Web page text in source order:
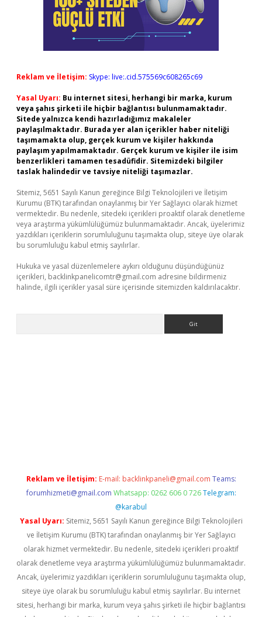
Reklam ve İletişim: Skype: live:.cid.575569c608265c69
Yasal Uyarı: Bu internet sitesi, herhangi bir marka, kurum
veya şahıs şirketi ile hiçbir bağlantısı bulunmamaktadır.
Sitede yalnızca kendi hazırladığımız makaleler
paylaşılmaktadır. Burada yer alan içerikler haber niteliği
taşımamakta olup, gerçek kurum ve kişiler hakkında
paylaşım yapılmamaktadır. Gerçek kurum ve kişiler ile isim
benzerlikleri tamamen tesadüfidir. Sitemizdeki bilgiler
taslak halindedir ve tavsiye niteliği taşımazlar.
Sitemiz, 5651 Sayılı Kanun gereğince Bilgi Teknolojileri ve İletişim
Kurumu (BTK) tarafından onaylanmış bir Yer Sağlayıcı olarak hizmet
vermektedir. Bu nedenle, sitedeki içerikleri proaktif olarak denetleme
veya araştırma yükümlülüğümüz bulunmamaktadır. Ancak, üyelerimiz
yazdıkları içeriklerin sorumluluğunu taşımakta olup, siteye üye olarak
bu sorumluluğu kabul etmiş sayılırlar.
Hukuka ve yasal düzenlemelere aykırı olduğunu düşündüğünüz
içerikleri, backlinkpanelicomtr@gmail.com adresine bildirmeniz
halinde, ilgili içerikler yasal süre içerisinde sitemizden kaldırılacaktır.
Reklam ve İletişim: E-mail: backlinkpaneli@gmail.com Teams:
forumhizmeti@gmail.com Whatsapp: 0262 606 0 726 Telegram:
@karabul
Yasal Uyarı: Sitemiz, 5651 Sayılı Kanun gereğince Bilgi Teknolojileri
ve İletişim Kurumu (BTK) tarafından onaylanmış bir Yer Sağlayıcı
olarak hizmet vermektedir. Bu nedenle, sitedeki içerikleri proaktif
olarak denetleme veya araştırma yükümlülüğümüz bulunmamaktadır.
Ancak, üyelerimiz yazdıkları içeriklerin sorumluluğunu taşımakta olup,
siteye üye olarak bu sorumluluğu kabul etmiş sayılırlar. Bu internet
sitesi, herhangi bir marka, kurum veya şahıs şirketi ile hiçbir bağlantısı